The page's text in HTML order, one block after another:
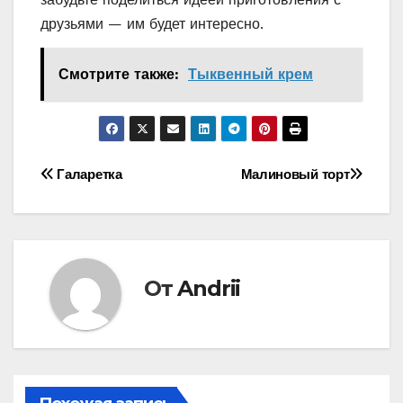
друзьями — им будет интересно.
Смотрите также: Тыквенный крем
Навигация
по
записям
Малиновый торт
Галаретка
ОтAndrii